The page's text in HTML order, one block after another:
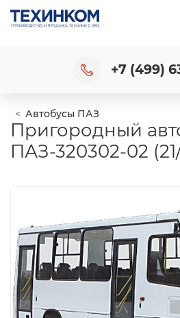
+7 (499)
Автобусы ПАЗ
Пригородный
ПАЗ-320302-02